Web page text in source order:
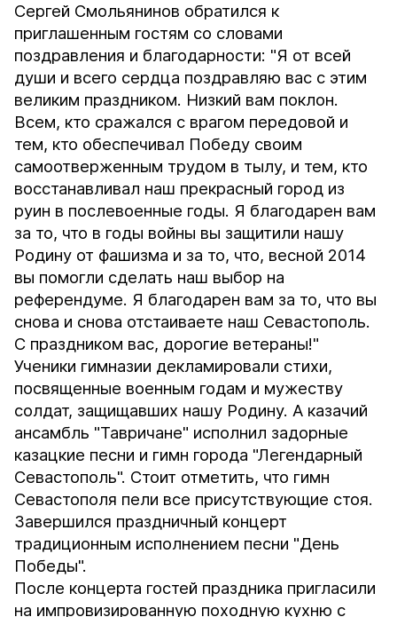
Сергей Смольянинов обратился к
приглашенным гостям со словами
поздравления и благодарности: "Я от всей
души и всего сердца поздравляю вас с этим
великим праздником. Низкий вам поклон.
Всем, кто сражался с врагом передовой и
тем, кто обеспечивал Победу своим
самоотверженным трудом в тылу, и тем, кто
восстанавливал наш прекрасный город из
руин в послевоенные годы. Я благодарен вам
за то, что в годы войны вы защитили нашу
Родину от фашизма и за то, что, весной 2014
вы помогли сделать наш выбор на
референдуме. Я благодарен вам за то, что вы
снова и снова отстаиваете наш Севастополь.
С праздником вас, дорогие ветераны!"
Ученики гимназии декламировали стихи,
посвященные военным годам и мужеству
солдат, защищавших нашу Родину. А казачий
ансамбль "Тавричане" исполнил задорные
казацкие песни и гимн города "Легендарный
Севастополь". Стоит отметить, что гимн
Севастополя пели все присутствующие стоя.
Завершился праздничный концерт
традиционным исполнением песни "День
Победы".
После концерта гостей праздника пригласили
на импровизированную походную кухню с